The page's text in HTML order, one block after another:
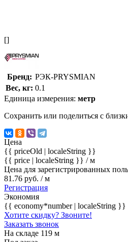
[]
Бренд: РЭК-PRYSMIAN
Вес, кг: 0.1
Единица измерения: метр
Сохранить или поделиться с
Цена
{{ priceOld | localeString }}
{{ price | localeString }} / м
Цена для зарегистрированных
81.76 руб. / м
Регистрация
Экономия
{{ economy*number | localeString }}
Хотите скидку? Звоните!
Заказать звонок
На складе 119 м